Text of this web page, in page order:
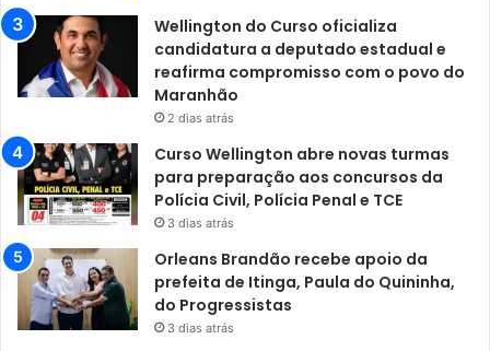
Wellington do Curso oficializa
candidatura a deputado estadual e
reafirma compromisso com o povo do
Maranhão
2 dias atrás
Curso Wellington abre novas turmas
para preparação aos concursos da
Polícia Civil, Polícia Penal e TCE
3 dias atrás
Orleans Brandão recebe apoio da
prefeita de Itinga, Paula do Quininha,
do Progressistas
3 dias atrás